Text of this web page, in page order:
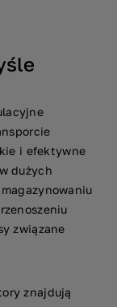
i efektywne
dużych
związane
znajdują